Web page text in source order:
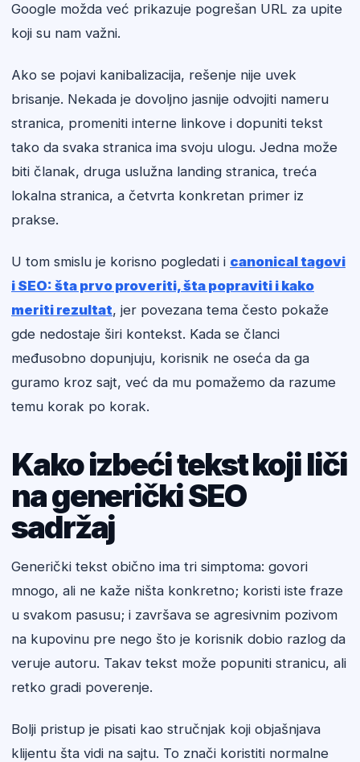
Google možda već prikazuje pogrešan URL za upite
koji su nam važni.
Ako se pojavi kanibalizacija, rešenje nije uvek
brisanje. Nekada je dovoljno jasnije odvojiti nameru
stranica, promeniti interne linkove i dopuniti tekst
tako da svaka stranica ima svoju ulogu. Jedna može
biti članak, druga uslužna landing stranica, treća
lokalna stranica, a četvrta konkretan primer iz
prakse.
U tom smislu je korisno pogledati i canonical tagovi
i SEO: šta prvo proveriti, šta popraviti i kako
meriti rezultat, jer povezana tema često pokaže
gde nedostaje širi kontekst. Kada se članci
međusobno dopunjuju, korisnik ne oseća da ga
guramo kroz sajt, već da mu pomažemo da razume
temu korak po korak.
Kako izbeći tekst koji liči
na generički SEO
sadržaj
Generički tekst obično ima tri simptoma: govori
mnogo, ali ne kaže ništa konkretno; koristi iste fraze
u svakom pasusu; i završava se agresivnim pozivom
na kupovinu pre nego što je korisnik dobio razlog da
veruje autoru. Takav tekst može popuniti stranicu, ali
retko gradi poverenje.
Bolji pristup je pisati kao stručnjak koji objašnjava
klijentu šta vidi na sajtu. To znači koristiti normalne